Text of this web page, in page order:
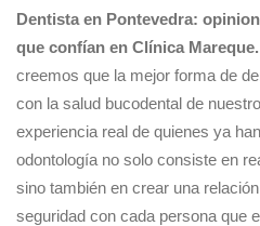
Dentista en Pontevedra:
que confían en Clínica Mareque.
creemos que la mejor forma de
con la salud bucodental de
experiencia real de quienes ya
odontología no solo consiste en
sino también en crear una
seguridad con cada persona que